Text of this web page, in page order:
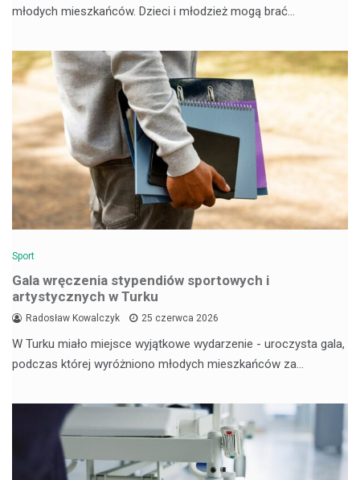
młodych mieszkańców. Dzieci i młodzież mogą brać…
Sport
Gala wręczenia stypendiów sportowych i
artystycznych w Turku
Radosław Kowalczyk 25 czerwca 2026
W Turku miało miejsce wyjątkowe wydarzenie - uroczysta gala,
podczas której wyróżniono młodych mieszkańców za…